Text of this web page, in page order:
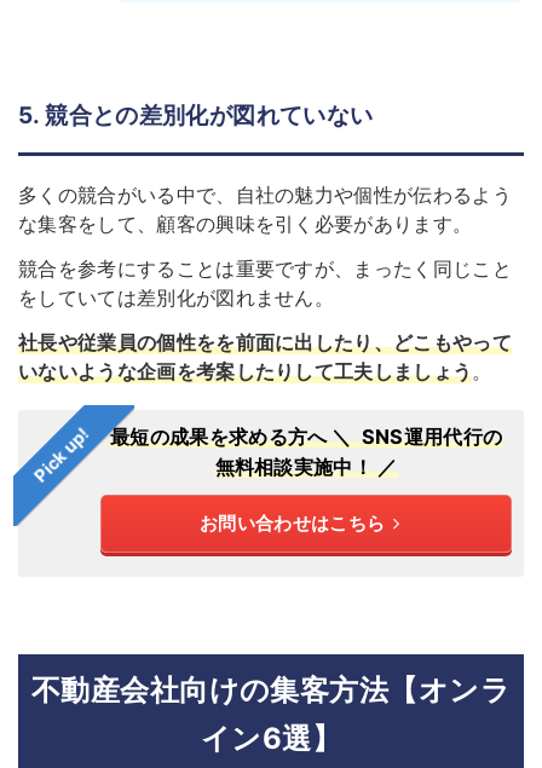
5. 競合との差別化が図れていない
多くの競合がいる中で、自社の魅力や個性が伝わるよう
な集客をして、顧客の興味を引く必要があります。
競合を参考にすることは重要ですが、まったく同じこと
をしていては差別化が図れません。
社長や従業員の個性をを前面に出したり、どこもやって
いないような企画を考案したりして工夫しましょう。
Pick up! 最短の成果を求める方へ＼ SNS運用代行の
無料相談実施中！ ／
お問い合わせはこちら
不動産会社向けの集客方法【オンラ
イン6選】